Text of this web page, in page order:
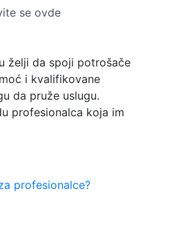
se ovde
želji da spoji potrošače
i kvalifikovane
da pruže uslugu.
profesionalca koja im
profesionalce?